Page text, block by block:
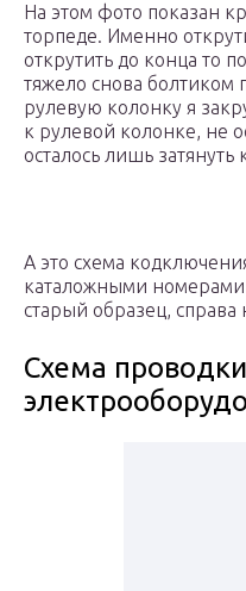
На этом фото показан
торпеде. Именно
открутить до конца то
тяжело снова болтиком
рулевую колонку я
к рулевой колонке, не
осталось лишь
А это схема
каталожными номерами
старый образец,
Схема